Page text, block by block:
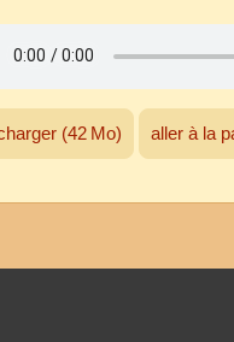
(42 Mo) aller à la